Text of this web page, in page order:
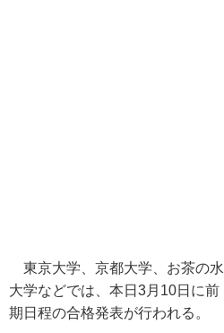
東京大学、京都大学、お茶の水
大学などでは、本日3月10日に前
期日程の合格発表が行われる。